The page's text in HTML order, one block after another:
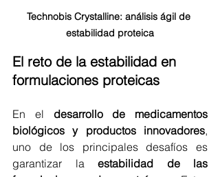
Technobis Crystalline: análisis ágil de
estabilidad proteica
El reto de la estabilidad en
formulaciones proteicas
En el desarrollo de medicamentos
biológicos y productos innovadores,
uno de los principales desafíos es
garantizar la estabilidad de las